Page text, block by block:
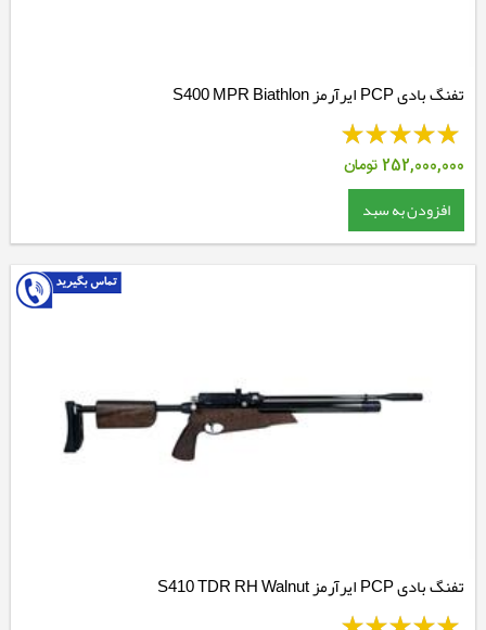
تفنگ بادی PCP ایرآرمز S400 MPR Biathlon
252,000,000تومان
افزودن به سبد
تفنگ بادی PCP ایرآرمز S410 TDR RH Walnut